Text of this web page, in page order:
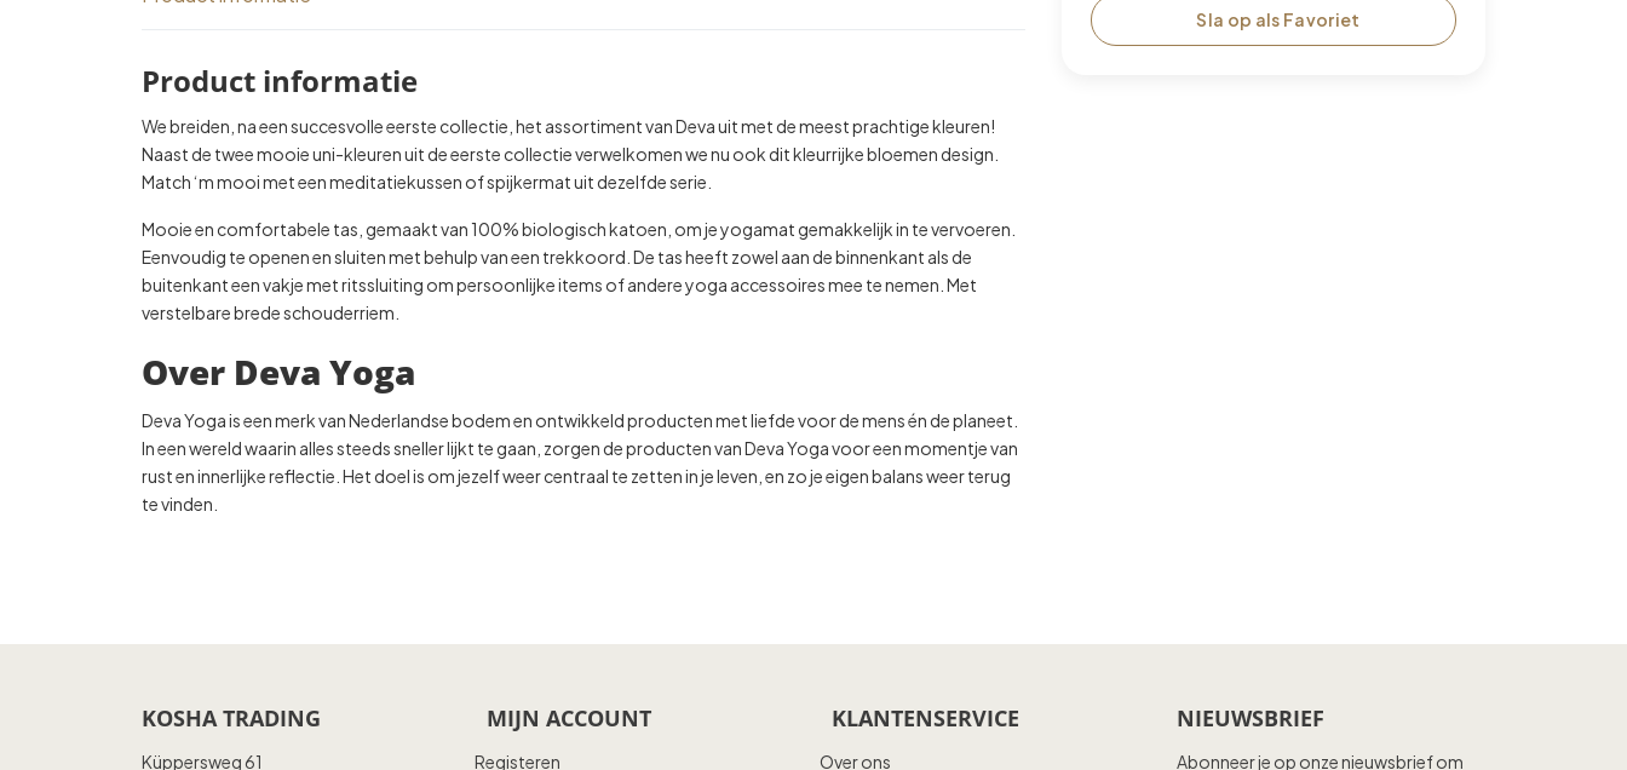
Sla op als Favoriet
Product informatie
We breiden, na een succesvolle eerste collectie, het assortiment van Deva uit met de meest prachtige kleuren!
Naast de twee mooie uni-kleuren uit de eerste collectie verwelkomen we nu ook dit kleurrijke bloemen design.
Match ‘m mooi met een meditatiekussen of spijkermat uit dezelfde serie.
Mooie en comfortabele tas, gemaakt van 100% biologisch katoen, om je yogamat gemakkelijk in te vervoeren.
Eenvoudig te openen en sluiten met behulp van een trekkoord. De tas heeft zowel aan de binnenkant als de
buitenkant een vakje met ritssluiting om persoonlijke items of andere yoga accessoires mee te nemen. Met
verstelbare brede schouderriem.
Over Deva Yoga
Deva Yoga is een merk van Nederlandse bodem en ontwikkeld producten met liefde voor de mens én de planeet.
In een wereld waarin alles steeds sneller lijkt te gaan, zorgen de producten van Deva Yoga voor een momentje van
rust en innerlijke reflectie. Het doel is om jezelf weer centraal te zetten in je leven, en zo je eigen balans weer terug
te vinden.
KOSHA TRADING
Küppersweg 61
MIJN ACCOUNT
Registeren
KLANTENSERVICE
Over ons
NIEUWSBRIEF
Abonneer je op onze nieuwsbrief om